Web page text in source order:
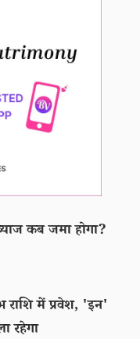
कब जमा होगा?
में प्रवेश, 'इन'
रहेगा